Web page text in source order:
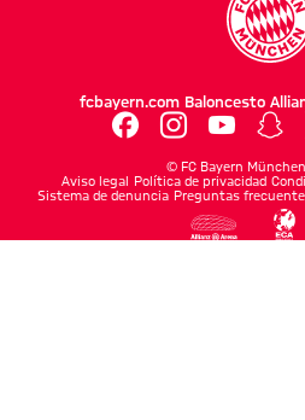
fcbayern.com Baloncesto
© FC Bayern
Aviso legal Política de privacidad
Sistema de denuncia Preguntas